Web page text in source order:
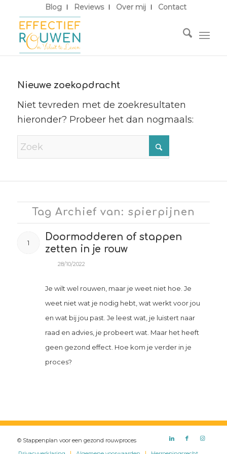
Blog Reviews Over mij Contact
Nieuwe zoekopdracht
Niet tevreden met de zoekresultaten
hieronder? Probeer het dan nogmaals:
Tag Archief van: spierpijnen
1
Doormodderen of stappen
zetten in je rouw
28/10/2022
Je wilt wel rouwen, maar je weet niet hoe. Je
weet niet wat je nodig hebt, wat werkt voor jou
en wat bij jou past. Je leest wat, je luistert naar
raad en advies, je probeert wat. Maar het heeft
geen gezond effect. Hoe kom je verder in je
proces?
© Stappenplan voor een gezond rouwproces